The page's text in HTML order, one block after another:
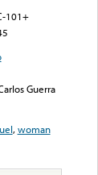
101+
Guerra
,woman